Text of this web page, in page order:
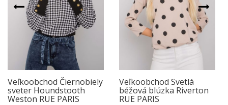
Veľkoobchod Čiernobiely
sveter Houndstooth
Weston RUE PARIS
Veľkoobchod Svetlá
béžová blúzka Riverton
RUE PARIS